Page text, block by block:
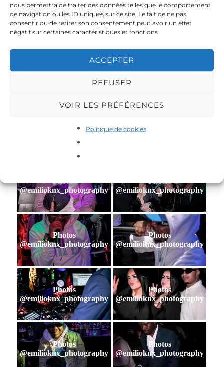
nous permettra de traiter des données telles que le comportement
de navigation ou les ID uniques sur ce site. Le fait de ne pas
consentir ou de retirer son consentement peut avoir un effet
négatif sur certaines caractéristiques et fonctions.
ACCEPTER
REFUSER
VOIR LES PRÉFÉRENCES
Politique de cookies
Photos
@emilioknx_photography
Photos
@emilioknx_photography
Photos
@emilioknx_photography
Photos
@emilioknx_photography
@emilioknx_photography
Photos
@emilioknx_photography
Photos
@emilioknx_photography
Photos
@emilioknx_photography
Photos
@emilioknx_photography
Photos
@emilioknx_photography
Photos
@emilioknx_photography
Photos
@emilioknx_photography
Photos
@emilioknx_photography